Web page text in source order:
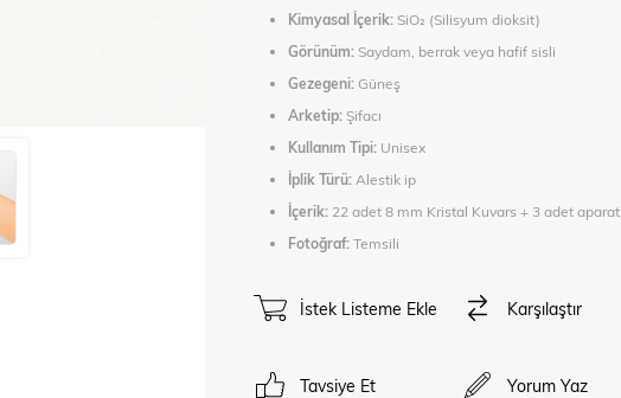
Kimyasal İçerik: SiO₂ (Silisyum dioksit)
Görünüm: Saydam, berrak veya hafif sisli
Gezegeni: Güneş
Arketip: Şifacı
Kullanım Tipi: Unisex
İplik Türü: Alestik ip
İçerik: 22 adet 8 mm Kristal Kuvars + 3 adet aparat
Fotoğraf:Temsili
İstek Listeme Ekle Karşılaştır
Tavsiye Et Yorum Yaz